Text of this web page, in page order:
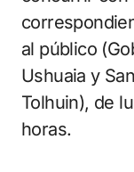
al público
Ushuaia y
Tolhuin), de
horas.